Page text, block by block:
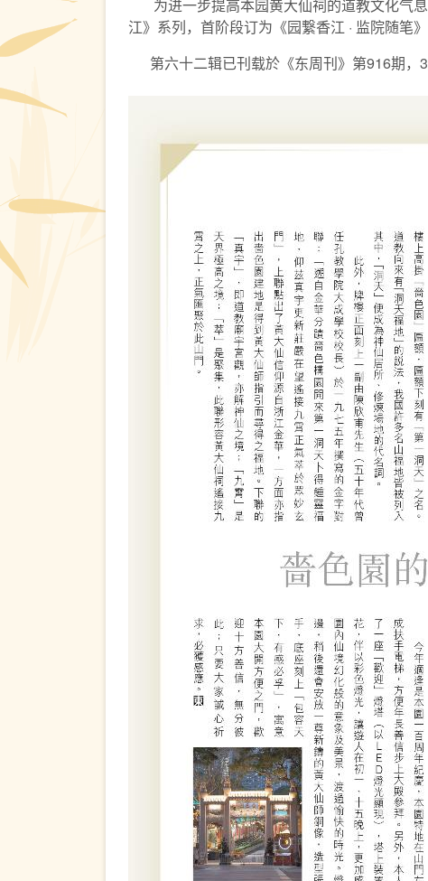
为进一步提高本园黄大仙祠的道教文化气息
江》系列，首阶段订为《园繋香江 · 监院随笔
第六十二辑已刊载於《东周刊》第916期，3